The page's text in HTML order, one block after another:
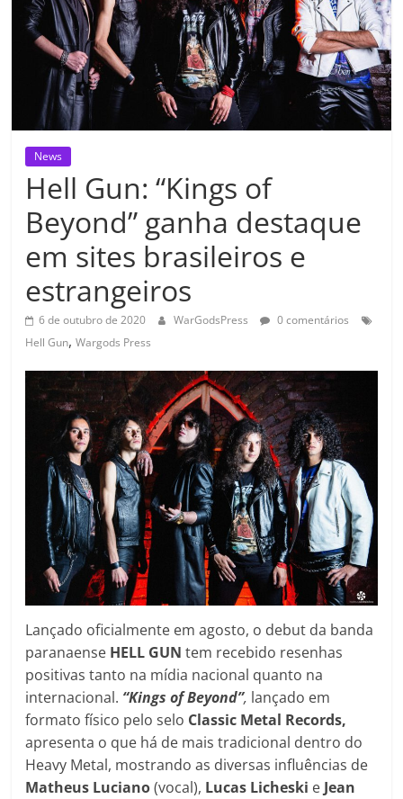
News
Hell Gun: “Kings of
Beyond” ganha destaque
em sites brasileiros e
estrangeiros
6 de outubro de 2020 WarGodsPress
0 comentários
Hell Gun,Wargods Press
Lançado oficialmente em agosto, o debut da banda
paranaense HELL GUNtem recebido resenhas
positivas tanto na mídia nacional quanto na
internacional. “Kings of Beyond”, lançado em
formato físico pelo selo Classic Metal Records,
apresenta o que há de mais tradicional dentro do
Heavy Metal, mostrando as diversas influências de
Matheus Luciano(vocal), Lucas Licheski e Jean